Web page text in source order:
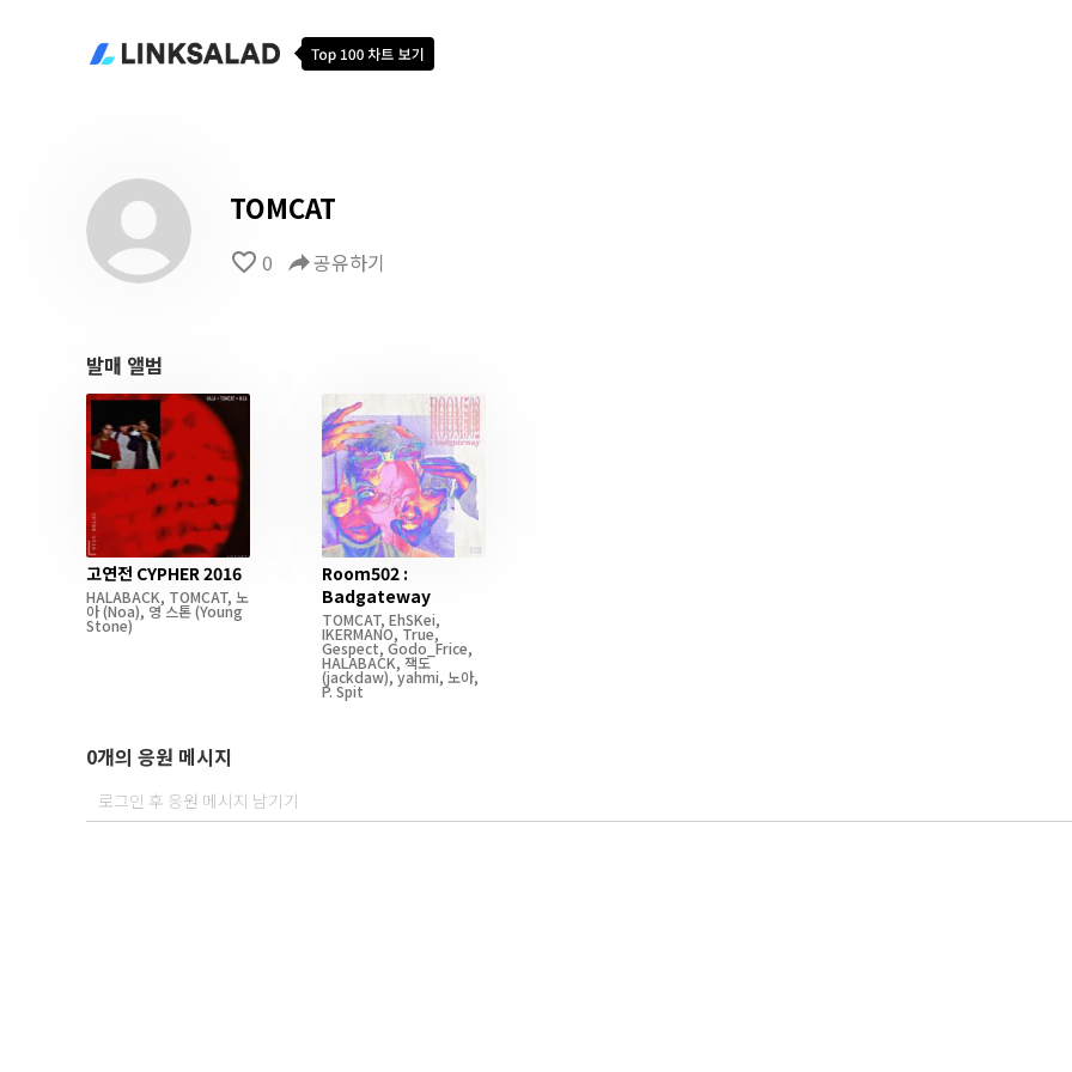
TOMCAT
favorite_border 0 reply공유하기
발매 앨범
고연전 CYPHER 2016
HALABACK, TOMCAT, 노
아(Noa), 영 스톤(Young
Stone)
Room502 :
Badgateway
TOMCAT, EhSKei,
IKERMANO, True,
Gespect, Godo_Frice,
HALABACK, 잭도
(jackdaw),yahmi, 노아,
P. Spit
0개의 응원 메시지